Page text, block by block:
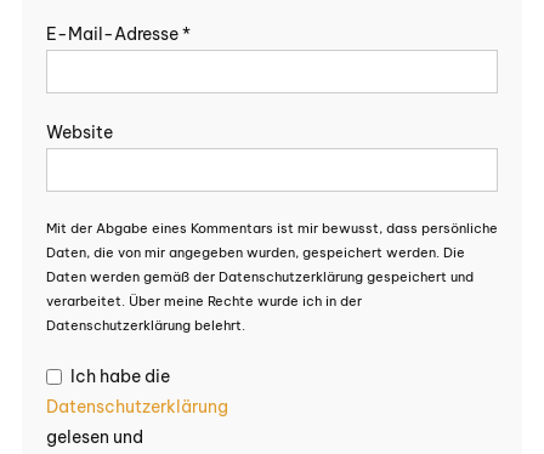
E-Mail-Adresse*
Website
Mit der Abgabe eines Kommentars ist mir bewusst, dass persönliche
Daten, die von mir angegeben wurden, gespeichert werden. Die
Daten werden gemäß der Datenschutzerklärung gespeichert und
verarbeitet. Über meine Rechte wurde ich in der
Datenschutzerklärung belehrt.
Ich habe die
Datenschutzerklärung
gelesen und